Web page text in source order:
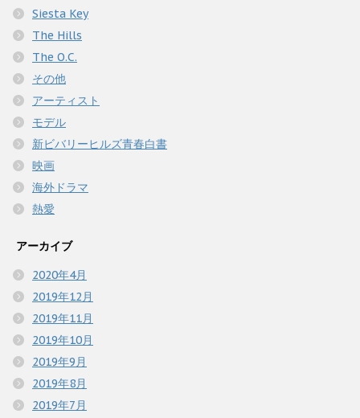
Siesta Key
The Hills
The O.C.
その他
アーティスト
モデル
新ビバリーヒルズ青春白書
映画
海外ドラマ
熱愛
アーカイブ
2020年4月
2019年12月
2019年11月
2019年10月
2019年9月
2019年8月
2019年7月